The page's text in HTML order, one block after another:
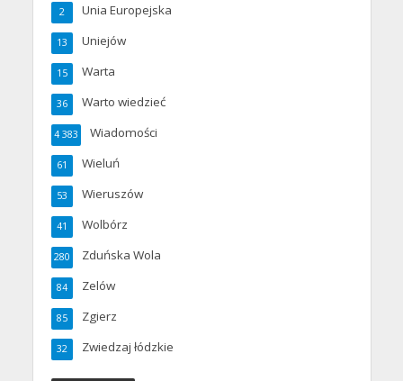
Unia Europejska
2
Uniejów
13
Warta
15
Warto wiedzieć
36
Wiadomości
4 383
Wieluń
61
Wieruszów
53
Wolbórz
41
Zduńska Wola
280
Zelów
84
Zgierz
85
Zwiedzaj łódzkie
32